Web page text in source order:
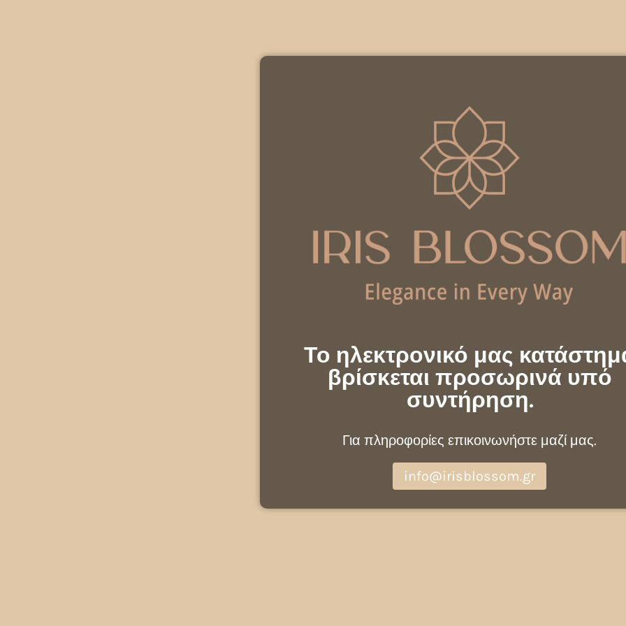
Το ηλεκτρονικό μας
βρίσκεται προσωρινά υπό
συντήρηση.
Για πληροφορίες επικοινωνήστε μαζί μας.
info@irisblossom.gr